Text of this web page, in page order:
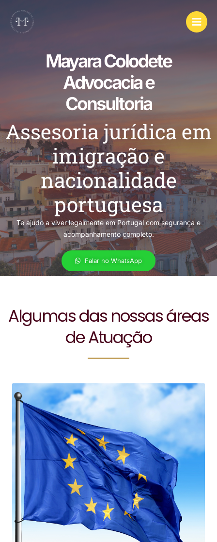
Mayara Colodete
Advocacia e
Consultoria
Assesoria jurídica em
imigração e
nacionalidade
portuguesa
Te ajudo a viver legalmente em Portugal com segurança e
acompanhamento completo.
Falar no WhatsApp
Algumas das nossas áreas
de Atuação